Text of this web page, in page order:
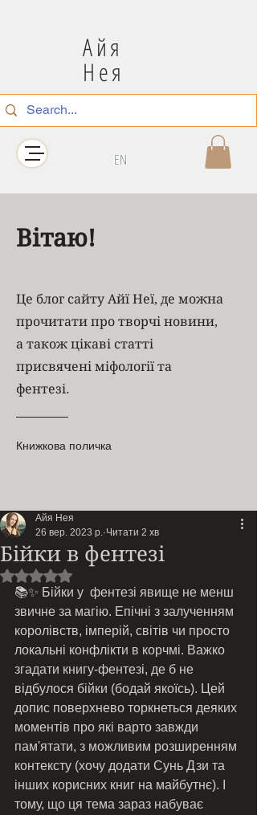
Айя
Нея
EN
Вітаю!
Це блог сайту Айї Неї, де можна
прочитати про творчі новини,
а також цікаві статті
присвячені міфології та
фентезі.
Книжкова поличка
Бійки в фентезі
Айя Нея
26 вер. 2023 р. Читати 2 хв
Оцінка: NaN з 5 зірок.
📚✨ Бійки у  фентезі явище не менш
звичне за магію. Епічні з залученням
королівств, імперій, світів чи просто
локальні конфлікти в корчмі. Важко
згадати книгу-фентезі, де б не
відбулося бійки (бодай якоїсь). Цей
допис поверхнево торкнеться деяких
моментів про які варто завжди
пам'ятати, з можливим розширенням
контексту (хочу додати Сунь Дзи та
інших корисних книг на майбутнє). І
тому, що ця тема зараз набуває